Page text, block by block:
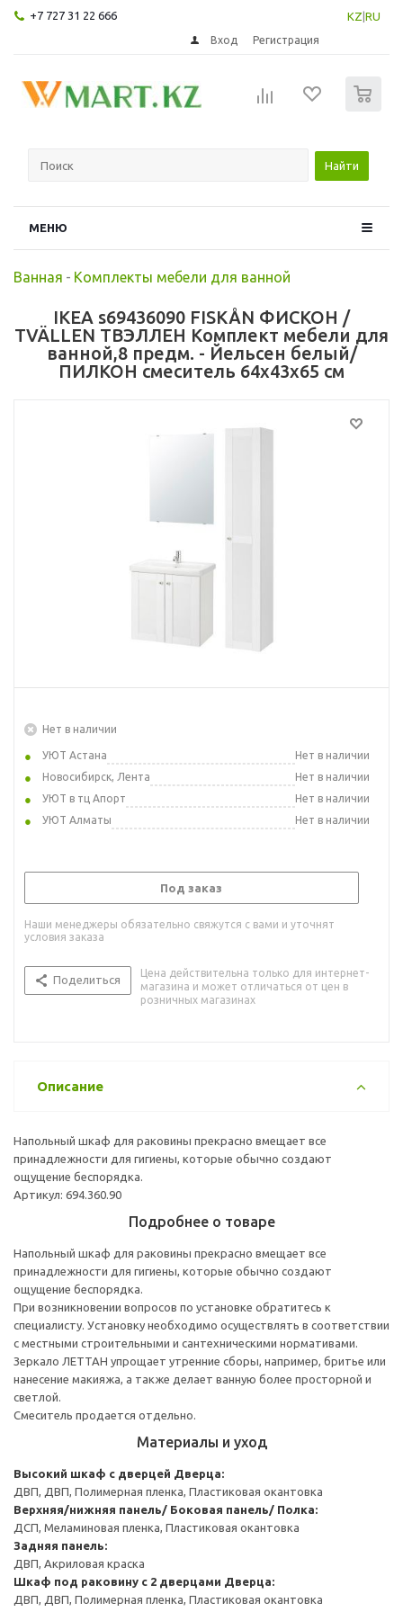
+7 727 31 22 666 KZ RU
Вход Регистрация
Найти
МЕНЮ
Ванная - Комплекты мебели для ванной
IKEA s69436090 FISKÅN ФИСКОН /
TVÄLLEN ТВЭЛЛЕН Комплект мебели для
ванной,8 предм. - Йельсен белый/
ПИЛКОН смеситель 64x43x65 см
Нет в наличии
УЮТ Астана
Нет в наличии
Новосибирск, Лента
Нет в наличии
УЮТ в тц Апорт
Нет в наличии
УЮТ Алматы
Нет в наличии
Под заказ
Наши менеджеры обязательно свяжутся с вами и уточнят
условия заказа
Поделиться
Цена действительна только для интернет-
магазина и может отличаться от цен в
розничных магазинах
Описание
Напольный шкаф для раковины прекрасно вмещает все
принадлежности для гигиены, которые обычно создают
ощущение беспорядка.
Артикул: 694.360.90
Подробнее о товаре
Напольный шкаф для раковины прекрасно вмещает все
принадлежности для гигиены, которые обычно создают
ощущение беспорядка.
При возникновении вопросов по установке обратитесь к
специалисту. Установку необходимо осуществлять в соответствии
с местными строительными и сантехническими нормативами.
Зеркало ЛЕТТАН упрощает утренние сборы, например, бритье или
нанесение макияжа, а также делает ванную более просторной и
светлой.
Смеситель продается отдельно.
Материалы и уход
Высокий шкаф с дверцей Дверца:
ДВП, ДВП, Полимерная пленка, Пластиковая окантовка
Верхняя/нижняя панель/ Боковая панель/ Полка:
ДСП, Меламиновая пленка, Пластиковая окантовка
Задняя панель:
ДВП, Акриловая краска
Шкаф под раковину с 2 дверцами Дверца:
ДВП, ДВП, Полимерная пленка, Пластиковая окантовка